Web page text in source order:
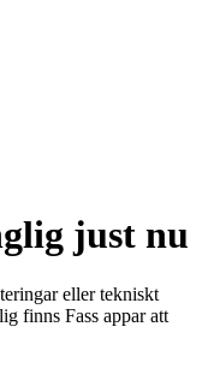
just nu
eller tekniskt
finns Fass appar att